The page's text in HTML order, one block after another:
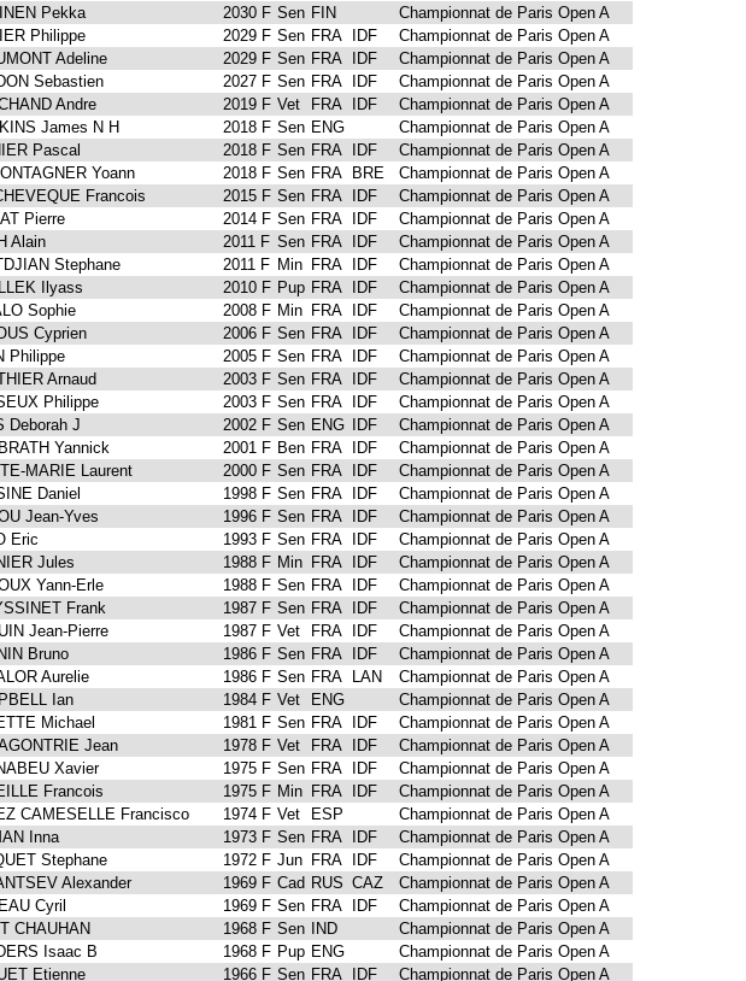
Pekka
2030 F Sen FIN
Championnat de Paris Open A
Philippe
2029 F Sen FRA IDF
Championnat de Paris Open A
Adeline
2029 F Sen FRA IDF
Championnat de Paris Open A
Sebastien
2027 F Sen FRA IDF
Championnat de Paris Open A
Andre
2019 F Vet FRA IDF
Championnat de Paris Open A
James N H
2018 F Sen ENG
Championnat de Paris Open A
Pascal
2018 F Sen FRA IDF
Championnat de Paris Open A
Yoann
2018 F Sen FRA BRE
Championnat de Paris Open A
Francois
2015 F Sen FRA IDF
Championnat de Paris Open A
Pierre
2014 F Sen FRA IDF
Championnat de Paris Open A
Alain
2011 F Sen FRA IDF
Championnat de Paris Open A
Stephane
2011 F Min FRA IDF
Championnat de Paris Open A
Ilyass
2010 F Pup FRA IDF
Championnat de Paris Open A
Sophie
2008 F Min FRA IDF
Championnat de Paris Open A
Cyprien
2006 F Sen FRA IDF
Championnat de Paris Open A
Philippe
2005 F Sen FRA IDF
Championnat de Paris Open A
Arnaud
2003 F Sen FRA IDF
Championnat de Paris Open A
Philippe
2003 F Sen FRA IDF
Championnat de Paris Open A
Deborah J
2002 F Sen ENG IDF
Championnat de Paris Open A
Yannick
2001 F Ben FRA IDF
Championnat de Paris Open A
MARIE Laurent
2000 F Sen FRA IDF
Championnat de Paris Open A
Daniel
1998 F Sen FRA IDF
Championnat de Paris Open A
Jean-Yves
1996 F Sen FRA IDF
Championnat de Paris Open A
Eric
1993 F Sen FRA IDF
Championnat de Paris Open A
Jules
1988 F Min FRA IDF
Championnat de Paris Open A
Yann-Erle
1988 F Sen FRA IDF
Championnat de Paris Open A
Frank
1987 F Sen FRA IDF
Championnat de Paris Open A
Jean-Pierre
1987 F Vet FRA IDF
Championnat de Paris Open A
Bruno
1986 F Sen FRA IDF
Championnat de Paris Open A
Aurelie
1986 F Sen FRA LAN
Championnat de Paris Open A
Ian
1984 F Vet ENG
Championnat de Paris Open A
Michael
1981 F Sen FRA IDF
Championnat de Paris Open A
Jean
1978 F Vet FRA IDF
Championnat de Paris Open A
Xavier
1975 F Sen FRA IDF
Championnat de Paris Open A
Francois
1975 F Min FRA IDF
Championnat de Paris Open A
CAMESELLE Francisco
1974 F Vet ESP
Championnat de Paris Open A
Inna
1973 F Sen FRA IDF
Championnat de Paris Open A
Stephane
1972 F Jun FRA IDF
Championnat de Paris Open A
Alexander
1969 F Cad RUS CAZ
Championnat de Paris Open A
Cyril
1969 F Sen FRA IDF
Championnat de Paris Open A
CHAUHAN
1968 F Sen IND
Championnat de Paris Open A
Isaac B
1968 F Pup ENG
Championnat de Paris Open A
Etienne
1966 F Sen FRA IDF Championnat de Paris Open A